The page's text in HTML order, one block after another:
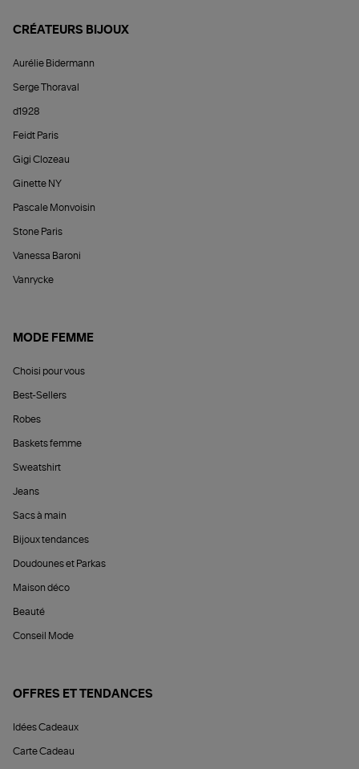
CRÉATEURS BIJOUX
Aurélie Bidermann
Serge Thoraval
d1928
Feidt Paris
Gigi Clozeau
Ginette NY
Pascale Monvoisin
Stone Paris
Vanessa Baroni
Vanrycke
MODE FEMME
Choisi pour vous
Best-Sellers
Robes
Baskets femme
Sweatshirt
Jeans
Sacs à main
Bijoux tendances
Doudounes et Parkas
Maison déco
Beauté
Conseil Mode
OFFRES ET TENDANCES
Idées Cadeaux
Carte Cadeau